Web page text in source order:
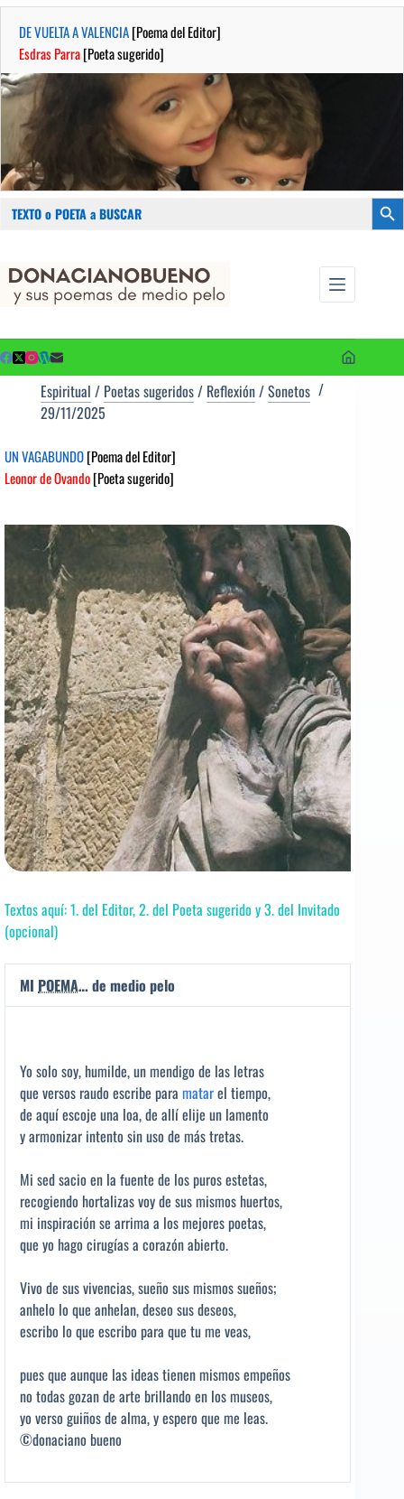
DE VUELTA A VALENCIA[Poema del Editor]
Esdras Parra[Poeta sugerido]
contenido
Espiritual / Poetas sugeridos/ Reflexión/Sonetos
29/11/2025
UN VAGABUNDO[Poema del Editor]
Leonor de Ovando[Poeta sugerido]
Textos aquí: 1. del Editor, 2. del Poeta sugerido y 3. del Invitado
(opcional)
MI POEMA… de medio pelo
Yo solo soy, humilde, un mendigo de las letras
que versos raudo escribe para matarel tiempo,
de aquí escoje una loa, de allí elije un lamento
y armonizar intento sin uso de más tretas.
Mi sed sacio en la fuente de los puros estetas,
recogiendo hortalizas voy de sus mismos huertos,
mi inspiración se arrima a los mejores poetas,
que yo hago cirugías a corazón abierto.
Vivo de sus vivencias, sueño sus mismos sueños;
anhelo lo que anhelan, deseo sus deseos,
escribo lo que escribo para que tu me veas,
pues que aunque las ideas tienen mismos empeños
no todas gozan de arte brillando en los museos,
yo verso guiños de alma, y espero que me leas.
©donaciano bueno